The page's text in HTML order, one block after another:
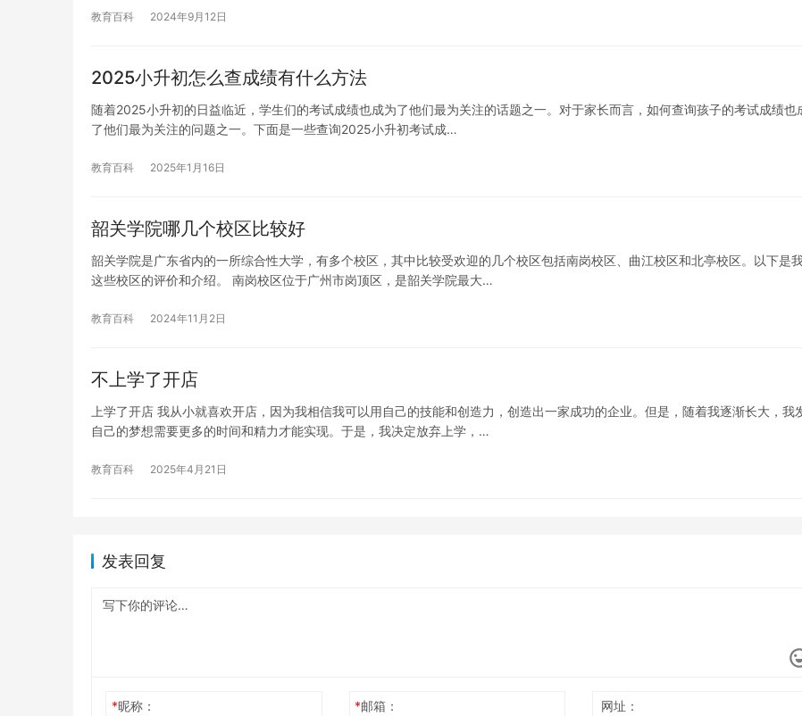
教育百科 2024年9月12日
2025小升初怎么查成绩有什么方法
随着2025小升初的日益临近，学生们的考试成绩也成为了他们最为关注的话题之一。对于家长而言，如何查询孩子的考试成绩也
了他们最为关注的问题之一。下面是一些查询2025小升初考试成…
教育百科 2025年1月16日
韶关学院哪几个校区比较好
韶关学院是广东省内的一所综合性大学，有多个校区，其中比较受欢迎的几个校区包括南岗校区、曲江校区和北亭校区。以下是
这些校区的评价和介绍。 南岗校区位于广州市岗顶区，是韶关学院最大…
教育百科 2024年11月2日
不上学了开店
上学了开店 我从小就喜欢开店，因为我相信我可以用自己的技能和创造力，创造出一家成功的企业。但是，随着我逐渐长大，我
自己的梦想需要更多的时间和精力才能实现。于是，我决定放弃上学，…
教育百科 2025年4月21日
发表回复
*昵称： *邮箱： 网址：